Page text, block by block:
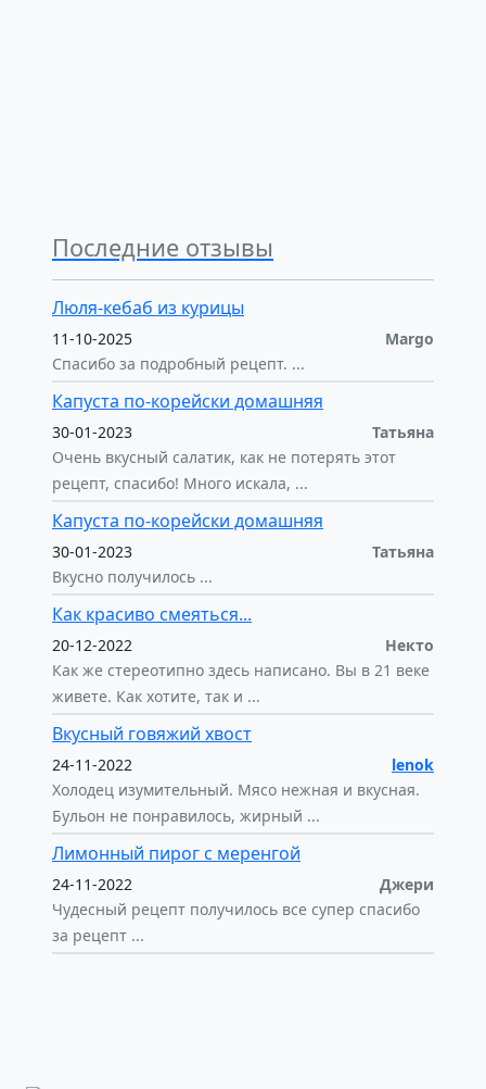
Последние отзывы
Люля-кебаб из курицы
11-10-2025
Margo
Спасибо за подробный рецепт. ...
Капуста по-корейски домашняя
30-01-2023
Татьяна
Очень вкусный салатик, как не потерять этот
рецепт, спасибо! Много искала, ...
Капуста по-корейски домашняя
30-01-2023
Татьяна
Вкусно получилось ...
Как красиво смеяться...
20-12-2022
Некто
Как же стереотипно здесь написано. Вы в 21 веке
живете. Как хотите, так и ...
Вкусный говяжий хвост
24-11-2022
lenok
Холодец изумительный. Мясо нежная и вкусная.
Бульон не понравилось, жирный ...
Лимонный пирог с меренгой
24-11-2022
Джери
Чудесный рецепт получилось все супер спасибо
за рецепт ...